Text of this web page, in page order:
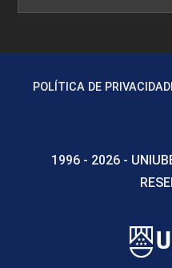
Tecnologia da
POLÍTICA DE
1996 - 2026 -